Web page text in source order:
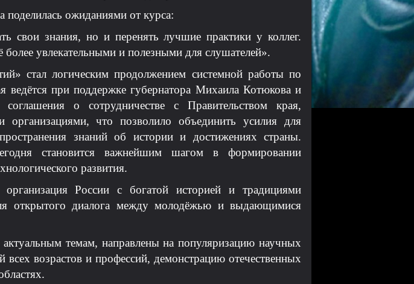
поделилась ожиданиями от курса:
свои знания, но и перенять лучшие практики у коллег.
увлекательными и полезными для слушателей».
стал логическим продолжением системной работы по
ведётся при поддержке губернатора Михаила Котюкова и
о сотрудничестве с Правительством края,
что позволило объединить усилия для
знаний об истории и достижениях страны.
становится важнейшим шагом в формировании
развития.
России с богатой историей и традициями
открытого диалога между молодёжью и выдающимися
темам, направлены на популяризацию научных
возрастов и профессий, демонстрацию отечественных